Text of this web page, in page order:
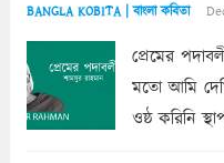
BANGLA KOBITA | বাংলা কবিতা
প্রেমের
মতো আমি
ওষ্ঠ করিনি